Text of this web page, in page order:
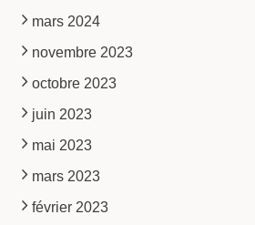
mars 2024
novembre 2023
octobre 2023
juin 2023
mai 2023
mars 2023
février 2023